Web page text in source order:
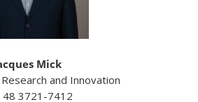
Mick
and Innovation
48 3721-7412